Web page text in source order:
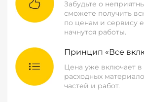
Забудьте о
сможете получить
по ценам и сервису
начнутся работы.
Принцип «Все
Цена уже включает в
расходных
частей и работ.